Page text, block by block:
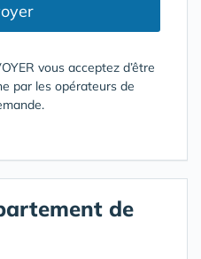
vous acceptez d’être
par les opérateurs de
de